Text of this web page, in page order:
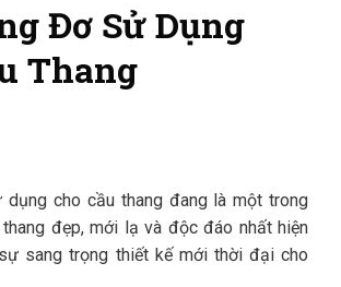
Đơ Sử Dụng
Thang
cho cầu thang đang là một trong
đẹp, mới lạ và độc đáo nhất hiện
sang trọng thiết kế mới thời đại cho